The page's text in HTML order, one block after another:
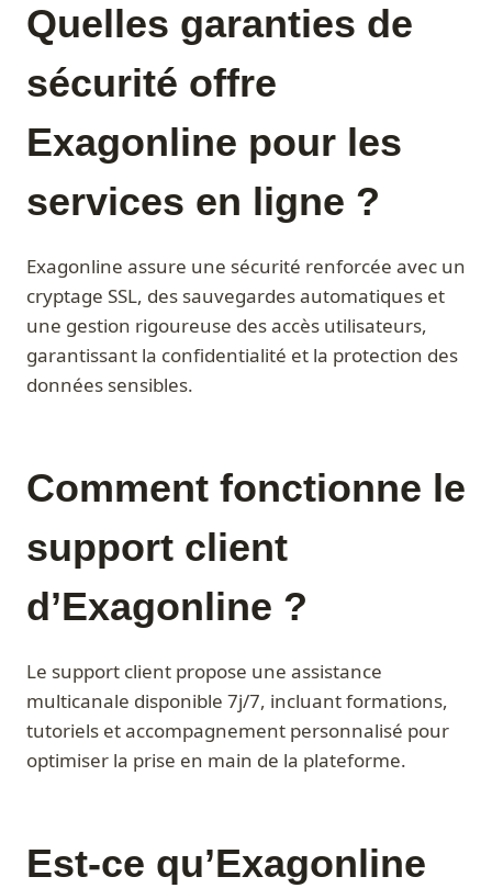
Quelles garanties de
sécurité offre
Exagonline pour les
services en ligne ?
Exagonline assure une sécurité renforcée avec un
cryptage SSL, des sauvegardes automatiques et
une gestion rigoureuse des accès utilisateurs,
garantissant la confidentialité et la protection des
données sensibles.
Comment fonctionne le
support client
d’Exagonline ?
Le support client propose une assistance
multicanale disponible 7j/7, incluant formations,
tutoriels et accompagnement personnalisé pour
optimiser la prise en main de la plateforme.
Est-ce qu’Exagonline